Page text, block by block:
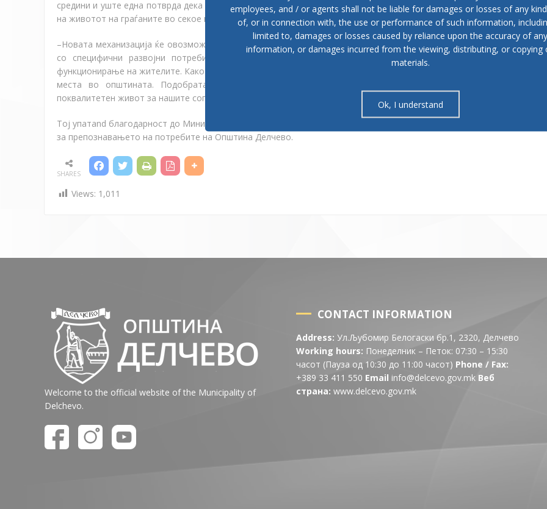
средини и уште една потврда дека со конкретни проекти areпродолжуваwith создавањеуслови заподобар
на животот на граѓаните во секое населено место.
–Новата механизација ќе овозможи поефикасно и навремено одржување на локалните патишта, особено во
со специфични развојни потреби, каде што инфраструктурата е од исклучително значење за
функционирање на жителите. Како локална самоуправа, остануваме целосно посветени на развојот на сите
места во општината. Подобрата патна инфраструктура значи поголема безбедност, подобра поврзаност
поквалитетен живот за нашите сограѓани
Тој упатand благодарност до Министерството за локална самоуправа и Бирото за регионален развој за
за препознавањето на потребите на Општина Делчево.
SHARES
Views: 1,011
Welcome to the official website of the Municipality of
Delchevo.
CONTACT INFORMATION
Address: Ул.Љубомир Белогаски бр.1, 2320, Делчево
Working hours: Понеделник – Петок: 07:30 – 15:30
часот (Пауза од 10:30 до 11:00 часот) Phone / Fax:
+389 33 411 550 Email info@delcevo.gov.mk Веб
страна: www.delcevo.gov.mk
employees, and / or agents shall not be liable for damages or losses of any
of, or in connection with, the use or performance of such information,
limited to, damages or losses caused by reliance upon the accuracy of
information, or damages incurred from the viewing, distributing, or copying
materials.
Ok, I understand